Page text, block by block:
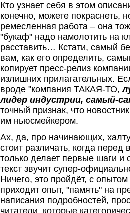
Кто узнает себя в этом
конечно, можете покраснеть,
ремесленная работа – она
"букаф" надо намолотить на
расставить… Кстати, самый
вам, как его определить,
копирует пресс-релиз
излишних прилагательных.
вроде "компания ТАКАЯ-ТО,
лидер индустрии, самый-
точный признак, что
им ньюсмейкером.
Ах, да, про начинающих,
стоит различать, когда
только делает первые шаги и
текст звучит супер-
Ничего, это пройдёт, с
приходит опыт, "память" на
написания подробностей,